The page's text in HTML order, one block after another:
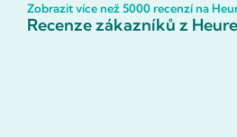
Zobrazit více než 5000 recenzí na
Recenze zákazníků z